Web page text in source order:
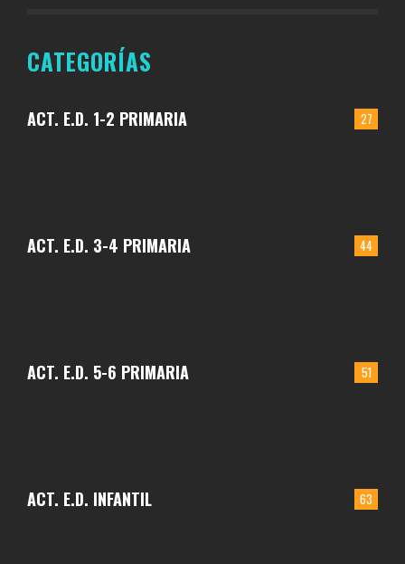
CATEGORÍAS
27
ACT. E.D. 1-2 PRIMARIA
44
ACT. E.D. 3-4 PRIMARIA
51
ACT. E.D. 5-6 PRIMARIA
63
ACT. E.D. INFANTIL